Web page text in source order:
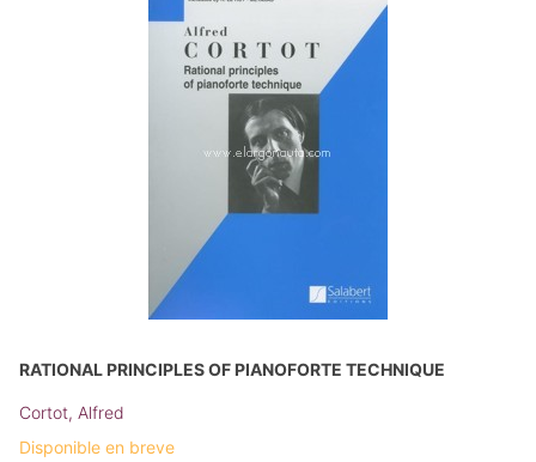
RATIONAL PRINCIPLES OF PIANOFORTE TECHNIQUE
Cortot, Alfred
Disponible en breve